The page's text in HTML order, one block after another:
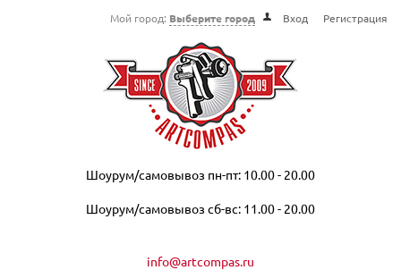
Мой город: Выберите город Вход Регистрация
Шоурум/самовывоз пн-пт: 10.00 - 20.00
Шоурум/самовывоз сб-вс: 11.00 - 20.00
info@artcompas.ru